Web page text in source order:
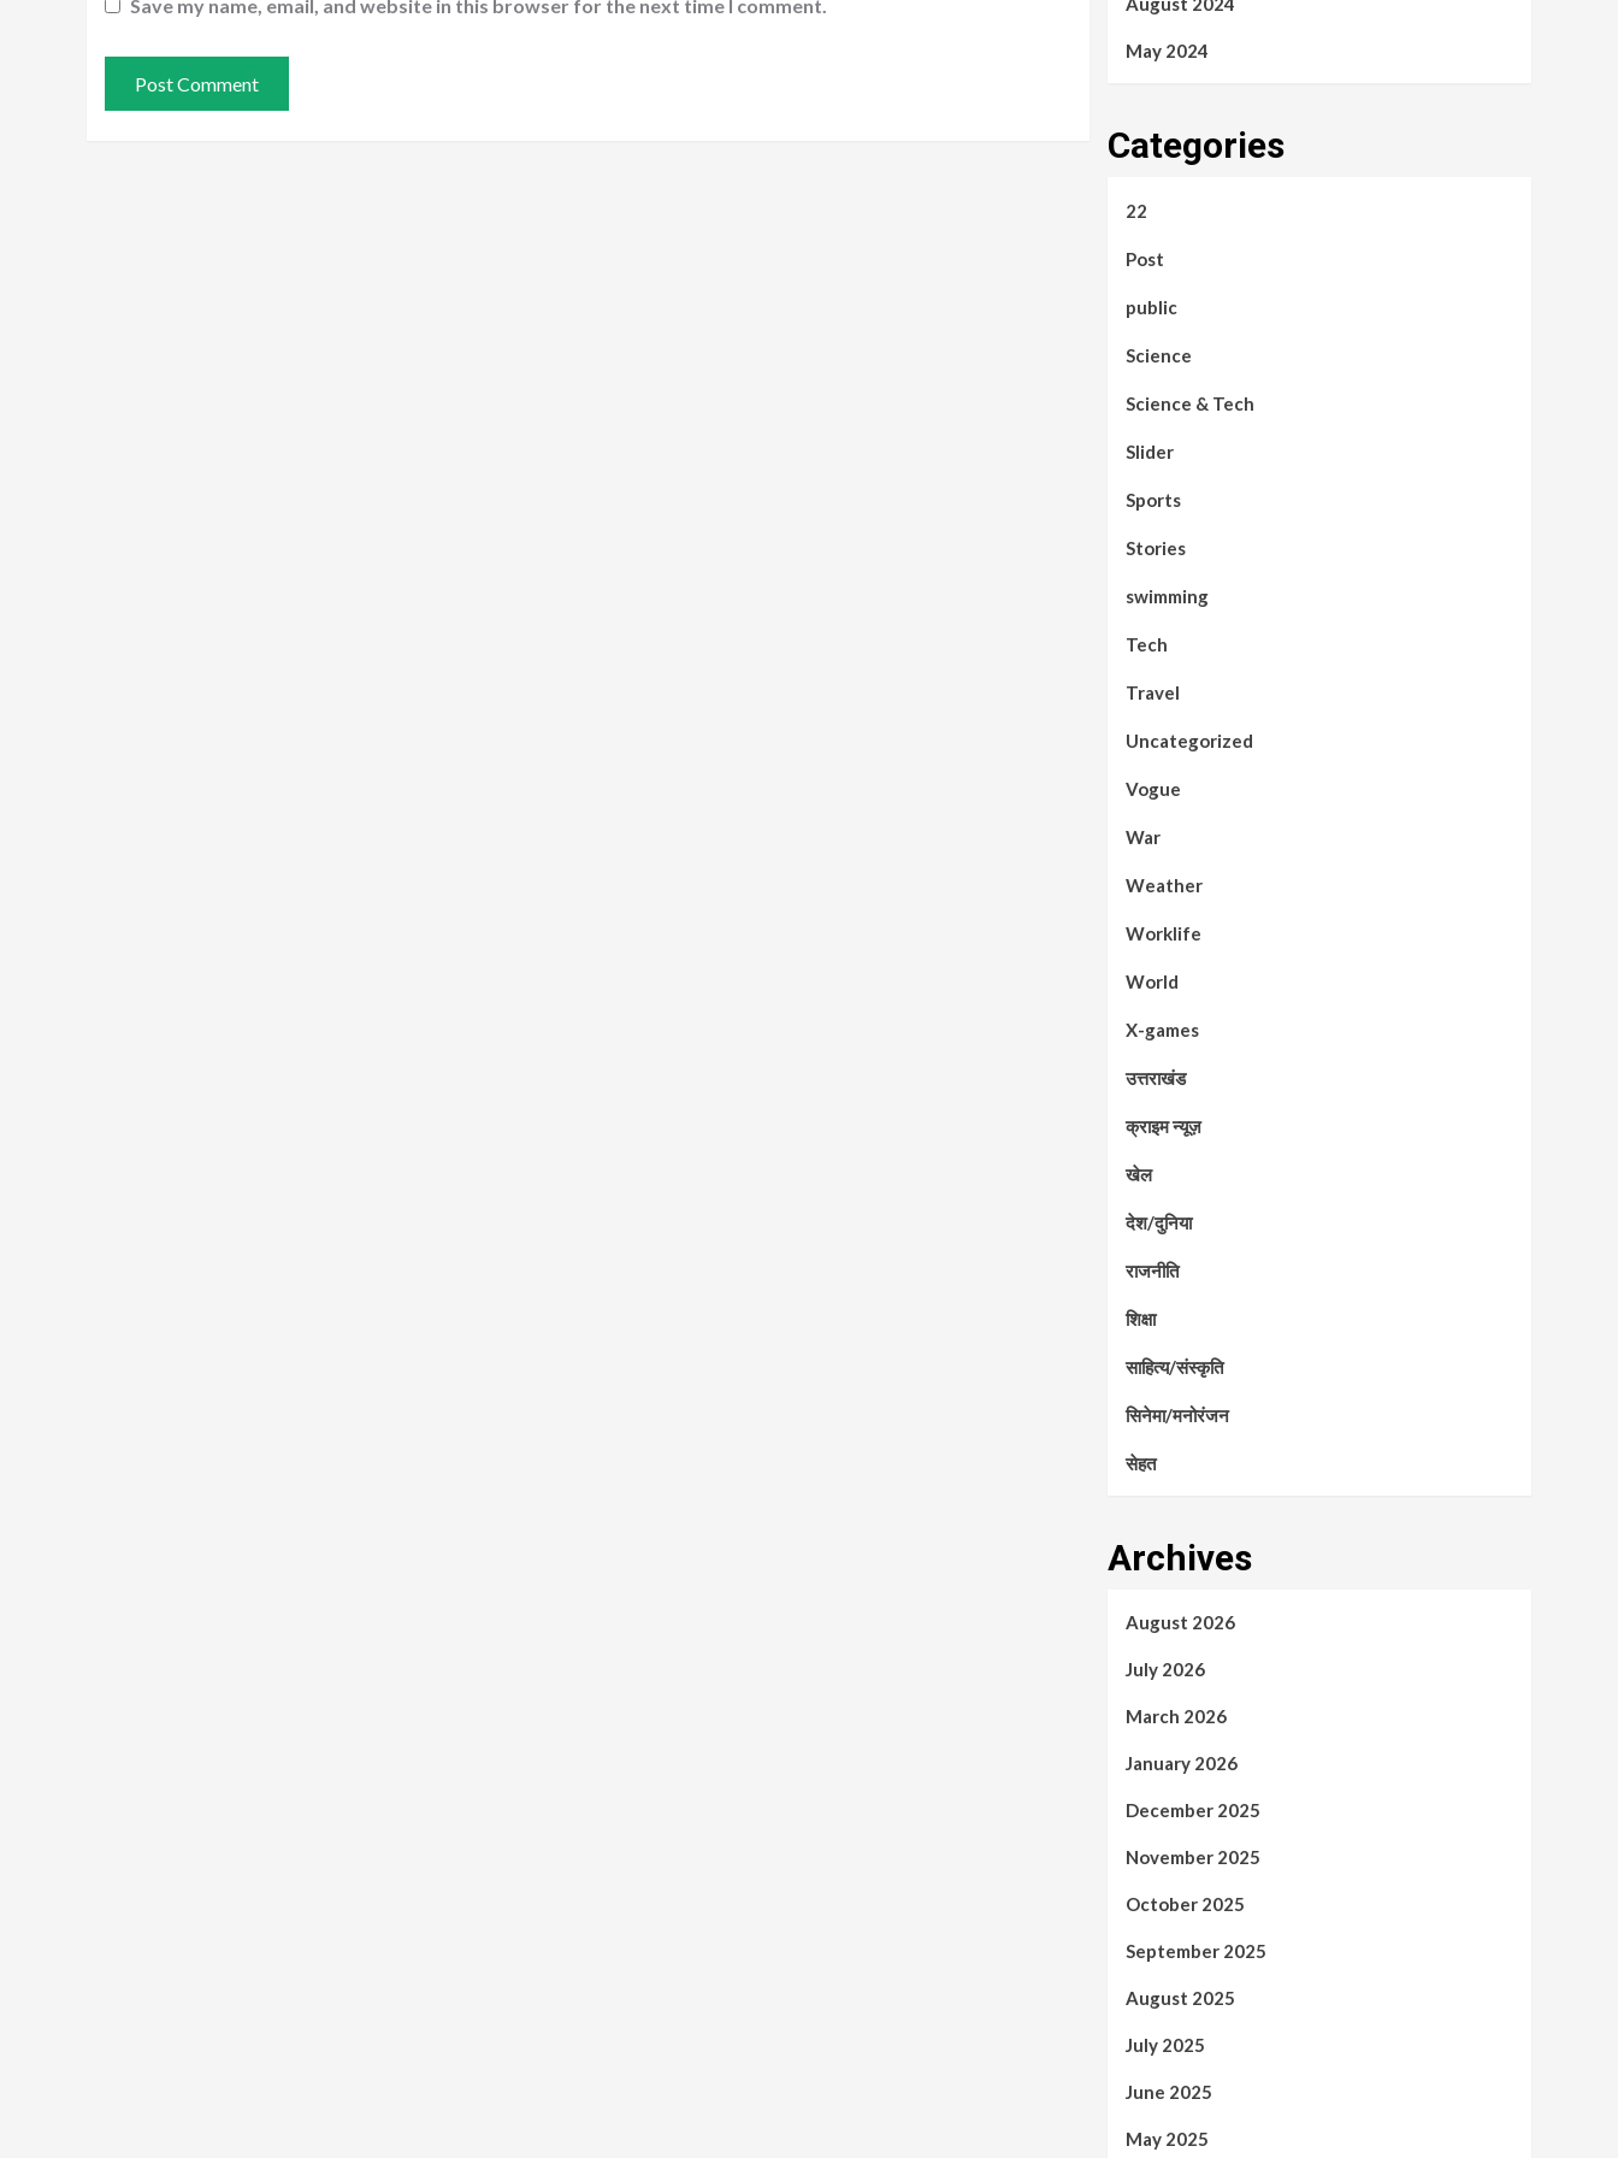
Save my name, email, and website in this browser for the next time I comment.
May 2024
Categories
22
Post
public
Science
Science & Tech
Slider
Sports
Stories
swimming
Tech
Travel
Uncategorized
Vogue
War
Weather
Worklife
World
X-games
उत्तराखंड
क्राइम न्यूज़
खेल
देश/दुनिया
राजनीति
शिक्षा
साहित्य/संस्कृति
सिनेमा/मनोरंजन
सेहत
Archives
August 2026
July 2026
March 2026
January 2026
December 2025
November 2025
October 2025
September 2025
August 2025
July 2025
June 2025
May 2025